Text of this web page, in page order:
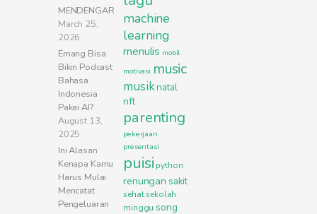
MENDENGAR
March 25,
2026
Emang Bisa
Bikin Podcast
Bahasa
Indonesia
Pakai AI?
August 13,
2025
Ini Alasan
Kenapa Kamu
Harus Mulai
Mencatat
Pengeluaran
machine
learning
menulis mobil
motivasi music
musiknatal
nft
parenting
pekerjaan
presentasi
puisi python
renungan sakit
sehatsekolah
minggu song